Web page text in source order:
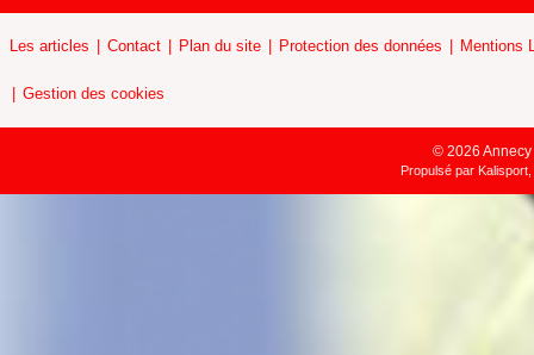
Les articles Contact Plan du site Protection des données Mentions
Gestion des cookies
© 2026
Propulsé par